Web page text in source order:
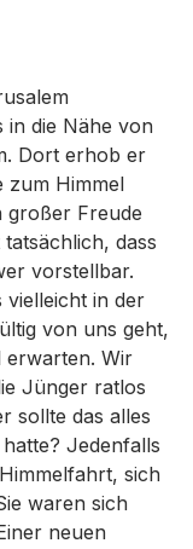
in die Nähe von
Dort erhob er
zum Himmel
großer Freude
dass
vorstellbar.
vielleicht in der
von uns geht,
erwarten. Wir
Jünger ratlos
sollte das alles
Jedenfalls
sich
waren sich
neuen